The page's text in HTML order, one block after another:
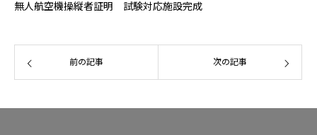
ABOUT
無人航空機操縦者証明 試験対応施設完成
前の記事 次の記事